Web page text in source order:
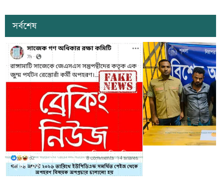
সর্বশেষ
সাজেকে অপহরণের গুজব ছড়িয়ে বিভ্রান্তি
সৃষ্টির চেষ্টা